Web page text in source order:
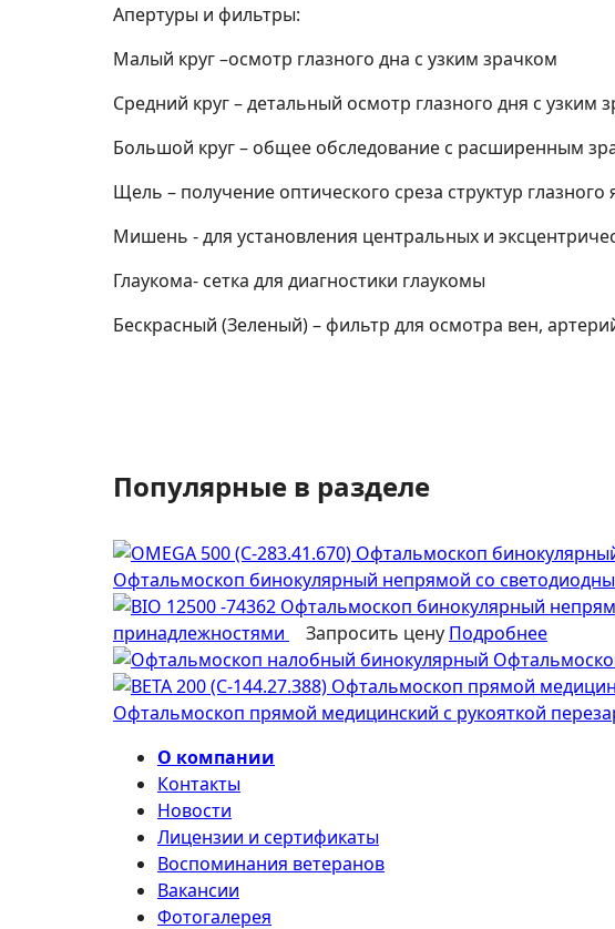
Апертуры и фильтры:
Малый круг –осмотр глазного дна с узким зрачком
Средний круг – детальный осмотр глазного дня с узким
Большой круг – общее обследование с расширенным
Щель – получение оптического среза структур глазного
Мишень - для установления центральных и
Глаукома- сетка для диагностики глаукомы
Бескрасный (Зеленый) – фильтр для осмотра вен,
Популярные в разделе
Офтальмоскоп бинокулярный непрямой со
принадлежностями
Запросить цену Подробнее
Офтальмоскоп прямой медицинский с рукояткой
О компании
Контакты
Новости
Лицензии и сертификаты
Воспоминания ветеранов
Вакансии
Фотогалерея